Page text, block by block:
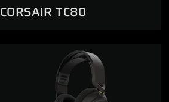
CORSAIR TC80